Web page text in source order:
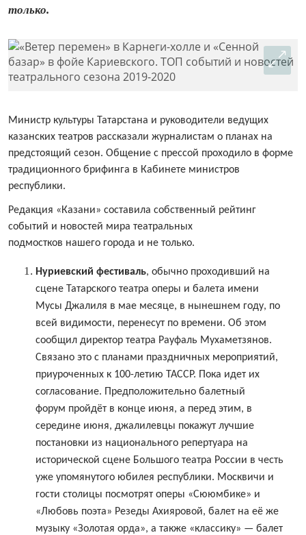
только.
Министр культуры Татарстана и руководители ведущих
казанских театров рассказали журналистам о планах на
предстоящий сезон. Общение с прессой проходило в форме
традиционного брифинга в Кабинете министров
республики.
Редакция «Казани» составила собственный рейтинг
событий и новостей мира театральных
подмостков нашего города и не только.
Нуриевский фестиваль, обычно проходивший на
сцене Татарского театра оперы и балета имени
Мусы Джалиля в мае месяце, в нынешнем году, по
всей видимости, перенесут по времени. Об этом
сообщил директор театра Рауфаль Мухаметзянов.
Связано это с планами праздничных мероприятий,
приуроченных к 100-летию ТАССР. Пока идет их
согласование. Предположительно балетный
форум пройдёт в конце июня, а перед этим, в
середине июня, джалилевцы покажут лучшие
постановки из национального репертуара на
исторической сцене Большого театра России в честь
уже упомянутого юбилея республики. Москвичи и
гости столицы посмотрят оперы «Сююмбике» и
«Любовь поэта» Резеды Ахияровой, балет на её же
музыку «Золотая орда», а также «классику» — балет